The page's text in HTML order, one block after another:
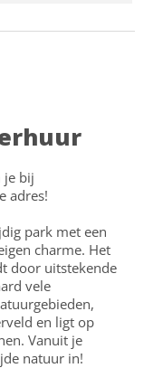
je bij
adres!
park met een
charme. Het
door uitstekende
vele
en ligt op
Vanuit je
natuur in!